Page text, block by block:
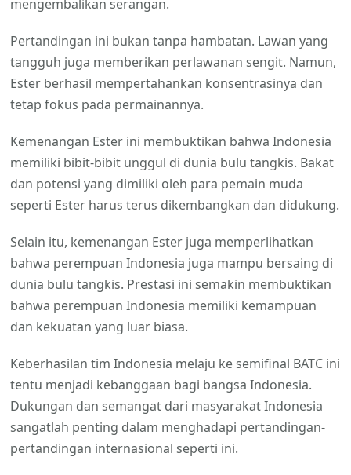
mengembalikan serangan.
Pertandingan ini bukan tanpa hambatan. Lawan yang
tangguh juga memberikan perlawanan sengit. Namun,
Ester berhasil mempertahankan konsentrasinya dan
tetap fokus pada permainannya.
Kemenangan Ester ini membuktikan bahwa Indonesia
memiliki bibit-bibit unggul di dunia bulu tangkis. Bakat
dan potensi yang dimiliki oleh para pemain muda
seperti Ester harus terus dikembangkan dan didukung.
Selain itu, kemenangan Ester juga memperlihatkan
bahwa perempuan Indonesia juga mampu bersaing di
dunia bulu tangkis. Prestasi ini semakin membuktikan
bahwa perempuan Indonesia memiliki kemampuan
dan kekuatan yang luar biasa.
Keberhasilan tim Indonesia melaju ke semifinal BATC ini
tentu menjadi kebanggaan bagi bangsa Indonesia.
Dukungan dan semangat dari masyarakat Indonesia
sangatlah penting dalam menghadapi pertandingan-
pertandingan internasional seperti ini.